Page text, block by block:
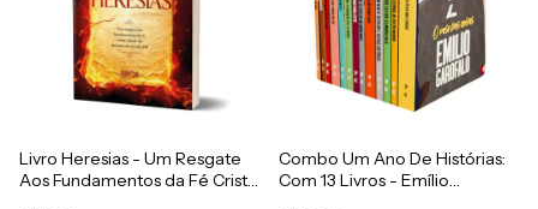
Livro Heresias - Um Resgate
Aos Fundamentos da Fé Cristã
Combo Um Ano De Histórias:
Com 13 Livros - Emílio